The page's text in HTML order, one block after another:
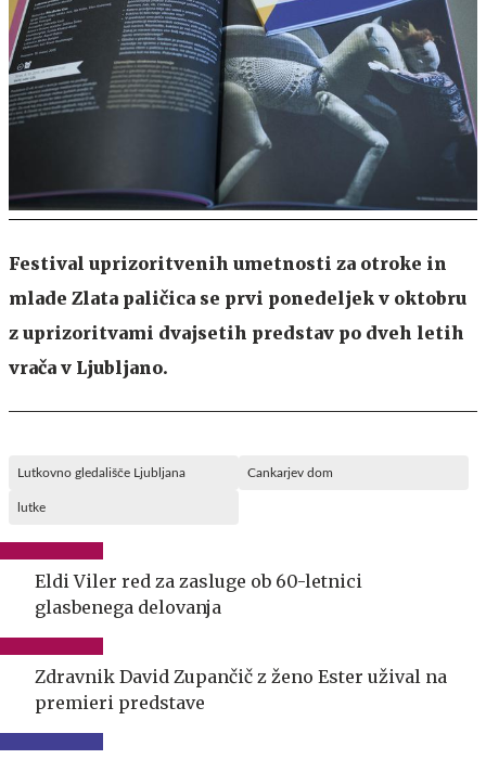
Festival uprizoritvenih umetnosti za otroke in
mlade Zlata paličica se prvi ponedeljek v oktobru
z uprizoritvami dvajsetih predstav po dveh letih
vrača v Ljubljano.
Lutkovno gledališče Ljubljana Cankarjev dom
lutke
Eldi Viler red za zasluge ob 60-letnici
glasbenega delovanja
Zdravnik David Zupančič z ženo Ester užival na
premieri predstave